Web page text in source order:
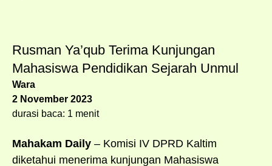
Rusman Ya’qub Terima Kunjungan
Mahasiswa Pendidikan Sejarah Unmul
Wara
2 November 2023
durasi baca: 1 menit
Mahakam Daily – Komisi IV DPRD Kaltim
diketahui menerima kunjungan Mahasiswa